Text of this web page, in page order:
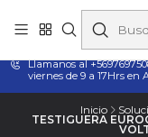
Taladros
Técnico
Llamanos al
viernes de 9 a 17Hrs en
Inicio
TESTIGUERA